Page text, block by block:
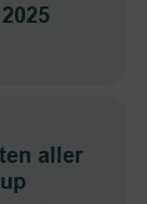
aller